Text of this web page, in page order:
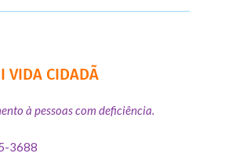
VIDA CIDADÃ
à pessoas com deficiência.
3688